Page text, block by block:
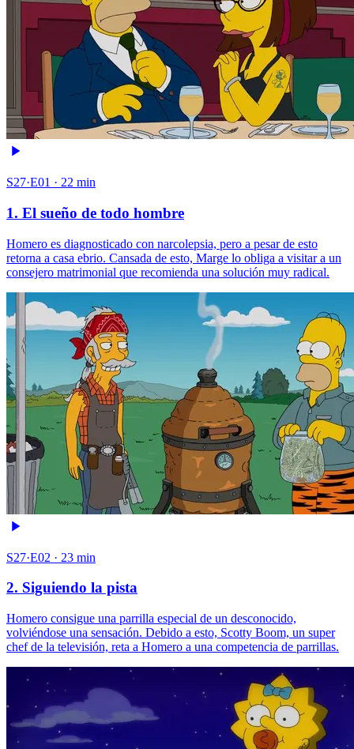
S27·E01 · 22 min
1. El sueño de todo hombre
Homero es diagnosticado con narcolepsia, pero a pesar de esto
retorna a casa ebrio. Cansada de esto, Marge lo obliga a visitar a un
consejero matrimonial que recomienda una solución muy radical.
S27·E02 · 23 min
2. Siguiendo la pista
Homero consigue una parrilla especial de un desconocido,
volviéndose una sensación. Debido a esto, Scotty Boom, un super
chef de la televisión, reta a Homero a una competencia de parrillas.